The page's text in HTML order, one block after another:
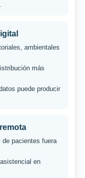
ambientales
más
puede producir
pacientes fuera
en